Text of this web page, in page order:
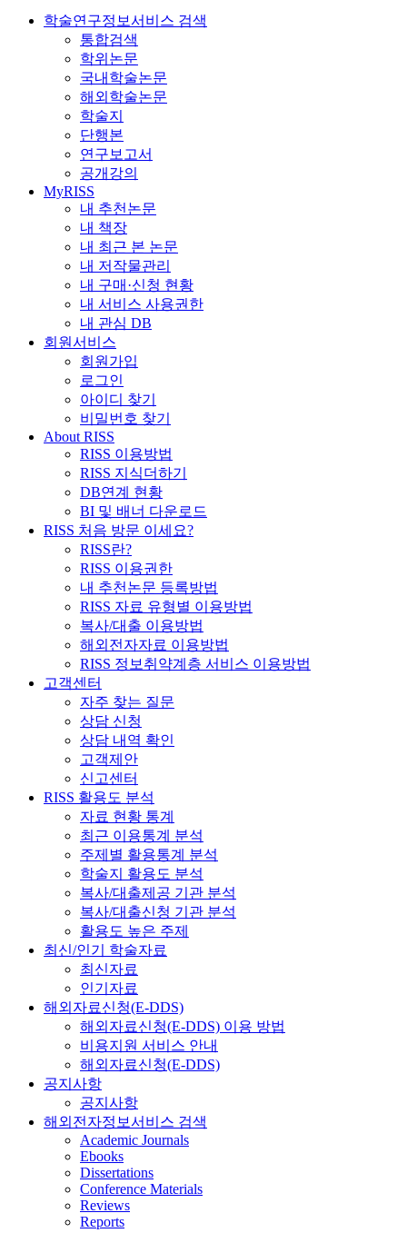
학술연구정보서비스 검색
통합검색
학위논문
국내학술논문
해외학술논문
학술지
단행본
연구보고서
공개강의
MyRISS
내 추천논문
내 책장
내 최근 본 논문
내 저작물관리
내 구매·신청 현황
내 서비스 사용권한
내 관심 DB
회원서비스
회원가입
로그인
아이디 찾기
비밀번호 찾기
About RISS
RISS 이용방법
RISS 지식더하기
DB연계 현황
BI 및 배너 다운로드
RISS 처음 방문 이세요?
RISS란?
RISS 이용권한
내 추천논문 등록방법
RISS 자료 유형별 이용방법
복사/대출 이용방법
해외전자자료 이용방법
RISS 정보취약계층 서비스 이용방법
고객센터
자주 찾는 질문
상담 신청
상담 내역 확인
고객제안
신고센터
RISS 활용도 분석
자료 현황 통계
최근 이용통계 분석
주제별 활용통계 분석
학술지 활용도 분석
복사/대출제공 기관 분석
복사/대출신청 기관 분석
활용도 높은 주제
최신/인기 학술자료
최신자료
인기자료
해외자료신청(E-DDS)
해외자료신청(E-DDS) 이용 방법
비용지원 서비스 안내
해외자료신청(E-DDS)
공지사항
공지사항
해외전자정보서비스 검색
Academic Journals
Ebooks
Dissertations
Conference Materials
Reviews
Reports